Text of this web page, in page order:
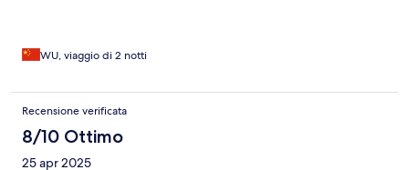
WU, viaggio di 2 notti
Recensione verificata
8/10 Ottimo
25 apr 2025